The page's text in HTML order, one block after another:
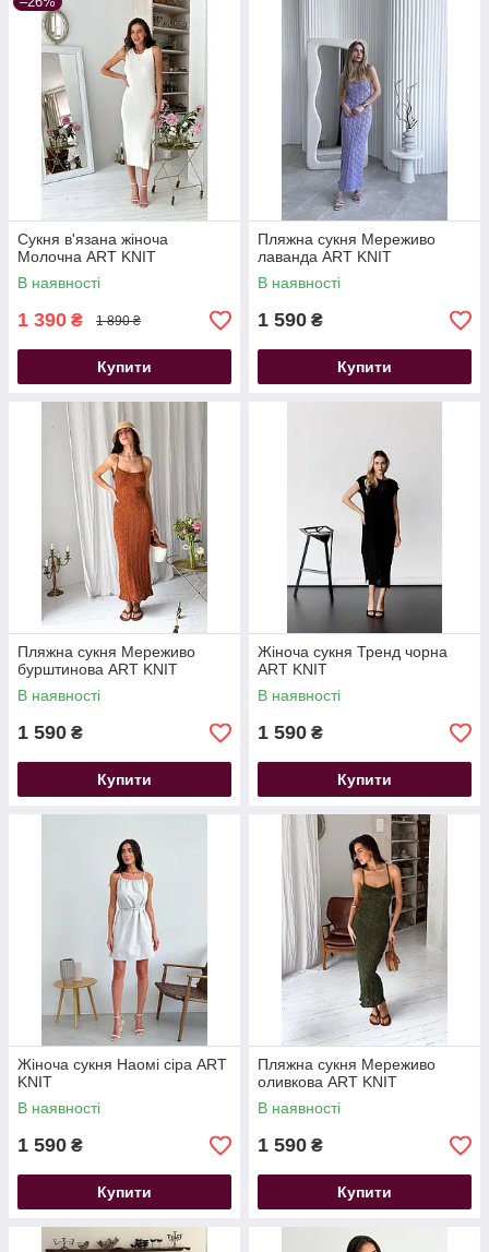
Сукня в'язана жіноча
Молочна ART KNIT
В наявності
1 390 ₴ 1 890 ₴
Купити
Пляжна сукня Мереживо
лаванда ART KNIT
В наявності
1 590 ₴
Купити
Пляжна сукня Мереживо
бурштинова ART KNIT
В наявності
1 590 ₴
Купити
Жіноча сукня Тренд чорна
ART KNIT
В наявності
1 590 ₴
Купити
Жіноча сукня Наомі сіра ART
KNIT
В наявності
1 590 ₴
Купити
Пляжна сукня Мереживо
оливкова ART KNIT
В наявності
1 590 ₴
Купити